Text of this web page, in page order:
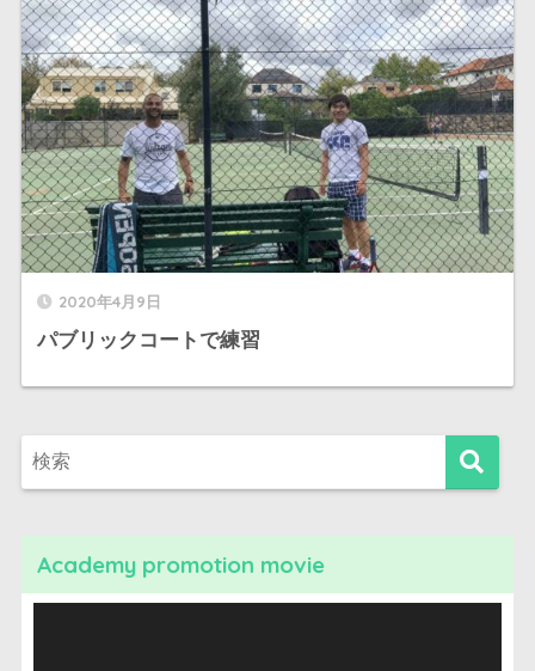
2020年4月9日
パブリックコートで練習
Academy promotion movie